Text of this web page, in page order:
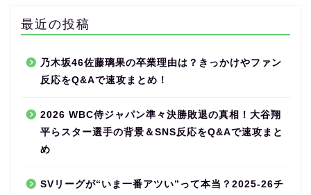
最近の投稿
乃木坂46佐藤璃果の卒業理由は？きっかけやファン
反応をQ&Aで速攻まとめ！
2026 WBC侍ジャパン準々決勝敗退の真相！大谷翔
平らスター選手の背景＆SNS反応をQ&Aで速攻まと
め
SVリーグが“いま一番アツい”って本当？2025-26チ